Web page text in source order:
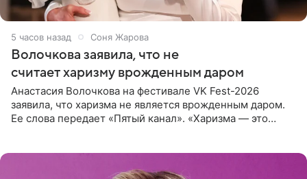
5 часов назад Соня Жарова
Волочкова заявила, что не
считает харизму врожденным даром
Анастасия Волочкова на фестивале VK Fest-2026
заявила, что харизма не является врожденным даром.
Ее слова передает «Пятый канал». «Харизма — это